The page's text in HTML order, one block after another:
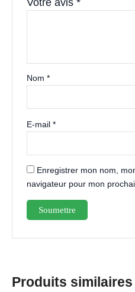
Votre avis*
Nom*
E-mail*
Enregistrer mon nom,
navigateur pour mon
Produits similaires